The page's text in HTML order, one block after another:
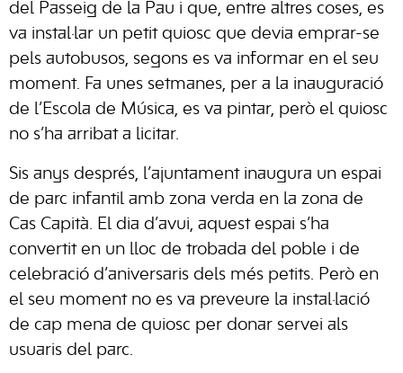
del Passeig de la Pau i que, entre altres coses, es
va instal·lar un petit quiosc que devia emprar-se
pels autobusos, segons es va informar en el seu
moment. Fa unes setmanes, per a la inauguració
de l’Escola de Música, es va pintar, però el quiosc
no s’ha arribat a licitar.
Sis anys després, l’ajuntament inaugura un espai
de parc infantil amb zona verda en la zona de
Cas Capità. El dia d’avui, aquest espai s’ha
convertit en un lloc de trobada del poble i de
celebració d’aniversaris dels més petits. Però en
el seu moment no es va preveure la instal·lació
de cap mena de quiosc per donar servei als
usuaris del parc.